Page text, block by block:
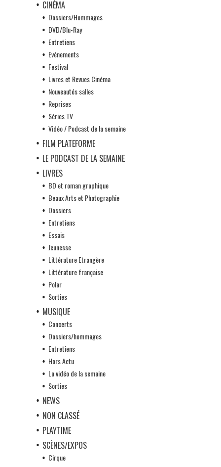
CINÉMA
Dossiers/Hommages
DVD/Blu-Ray
Entretiens
Evénements
Festival
Livres et Revues Cinéma
Nouveautés salles
Reprises
Séries TV
Vidéo / Podcast de la semaine
FILM PLATEFORME
LE PODCAST DE LA SEMAINE
LIVRES
BD et roman graphique
Beaux Arts et Photographie
Dossiers
Entretiens
Essais
Jeunesse
Littérature Etrangère
Littérature française
Polar
Sorties
MUSIQUE
Concerts
Dossiers/hommages
Entretiens
Hors Actu
La vidéo de la semaine
Sorties
NEWS
NON CLASSÉ
PLAYTIME
SCÈNES/EXPOS
Cirque